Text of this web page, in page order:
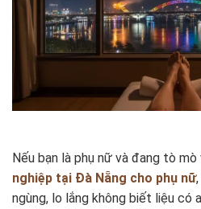
Nếu bạn là phụ nữ và đang tò mò
nghiệp tại Đà Nẵng cho phụ nữ
ngùng, lo lắng không biết liệu có